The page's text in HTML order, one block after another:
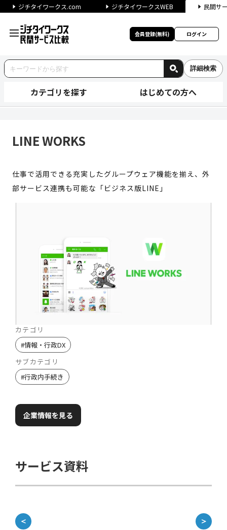
ジチタイワークス.com ジチタイワークスWEB 民間サ
会員登録(無料) ログイン
詳細検索
カテゴリを探す はじめての方へ
LINE WORKS
仕事で活用できる充実したグループウェア機能を揃え、外
部サービス連携も可能な「ビジネス版LINE」
カテゴリ
#情報・行政DX
サブカテゴリ
#行政内手続き
企業情報を見る
サービス資料
＜ ＞